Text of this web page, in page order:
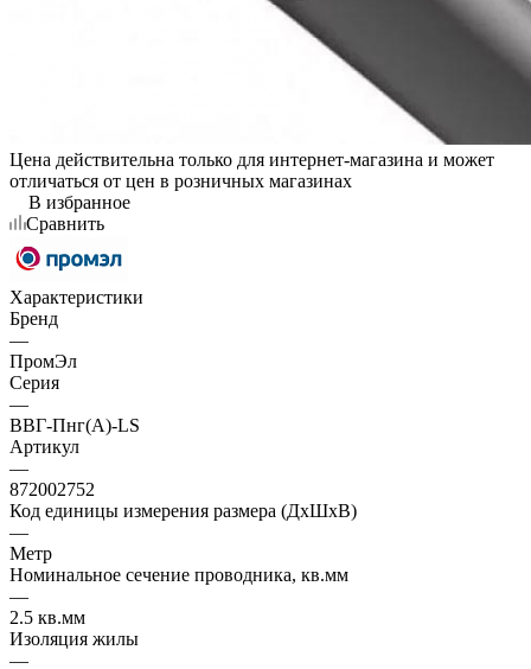
Цена действительна только для интернет-магазина и может
отличаться от цен в розничных магазинах
В избранное
Сравнить
Характеристики
Бренд
—
ПромЭл
Серия
—
ВВГ-Пнг(А)-LS
Артикул
—
872002752
Код единицы измерения размера (ДхШхВ)
—
Метр
Номинальное сечение проводника, кв.мм
—
2.5 кв.мм
Изоляция жилы
—